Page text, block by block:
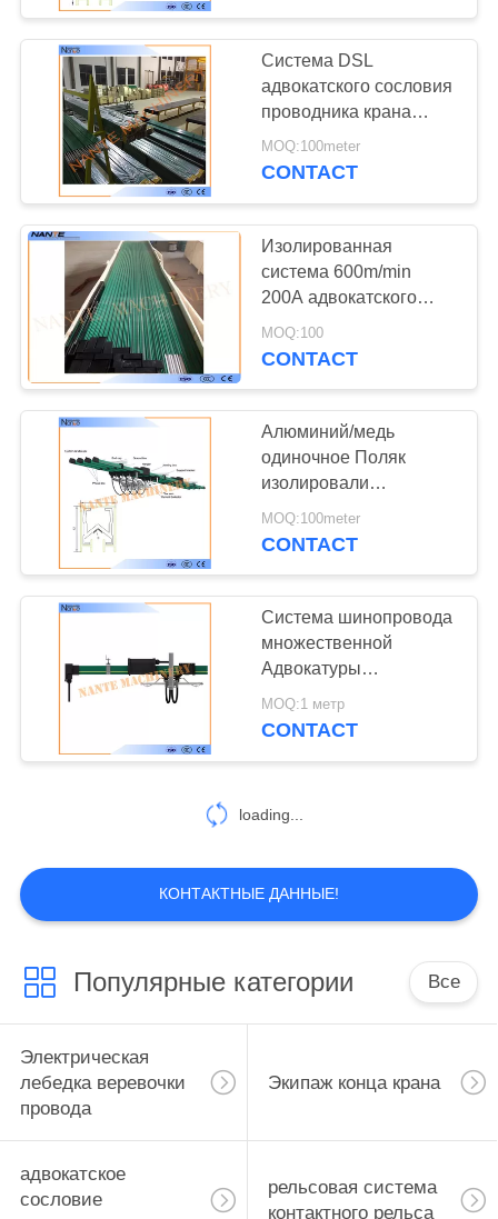
Система DSL
адвокатского сословия
проводника крана
Поляка тяжелой
нагрузки одиночная
MOQ:100meter
CONTACT
Изолированная
система 600m/min
200A адвокатского
сословия проводника
надземного крана -
MOQ:100
CONTACT
Алюминий/медь
одиночное Поляк
изолировали
адвокатское сословие
JDC H32 проводника
MOQ:100meter
CONTACT
Система шинопровода
множественной
Адвокатуры
проводника крана
закрытая
MOQ:1 метр
CONTACT
loading...
КОНТАКТНЫЕ ДАННЫЕ!
Популярные категории Все
Электрическая
лебедка веревочки
провода
Экипаж конца крана
адвокатское
сословие
рельсовая система
контактного рельса